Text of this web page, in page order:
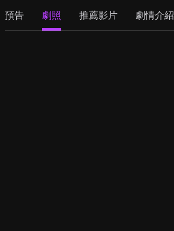
預告 劇照 推薦影片 劇情介紹